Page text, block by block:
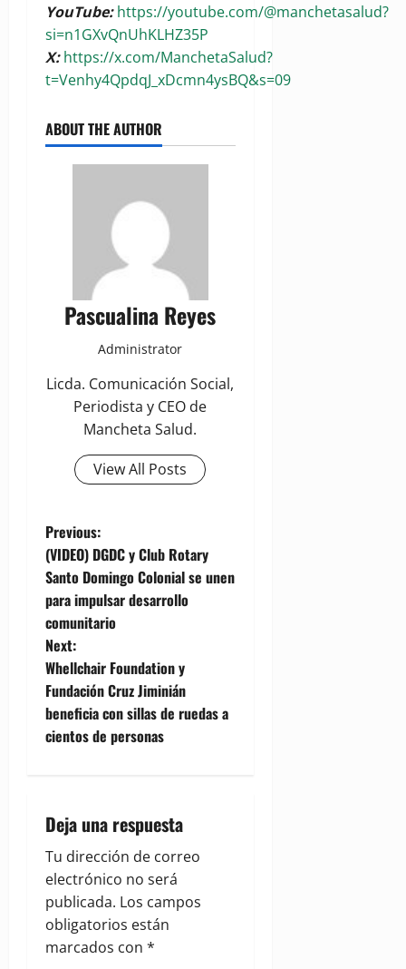
YouTube: https://youtube.com/@manchetasalud?
si=n1GXvQnUhKLHZ35P
X:https://x.com/ManchetaSalud?
t=Venhy4QpdqJ_xDcmn4ysBQ&s=09
ABOUT THE AUTHOR
Pascualina Reyes
Administrator
Licda. Comunicación Social,
Periodista y CEO de
Mancheta Salud.
View All Posts
P
o
s
t
n
a
g
a
t
i
Previous:
(VIDEO) DGDC y Club Rotary
Santo Domingo Colonial se unen
para impulsar desarrollo
comunitario
Next:
Whellchair Foundation y
Fundación Cruz Jiminián
beneficia con sillas de ruedas a
cientos de personas
Deja una respuesta
Tu dirección de correo
electrónico no será
publicada. Los campos
obligatorios están
marcados con *